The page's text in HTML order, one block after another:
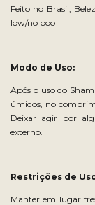
Feito no Brasil,
low/no poo
Modo de Uso:
Após o uso do
úmidos, no
Deixar agir por
externo.
Restrições de
Manter em lugar